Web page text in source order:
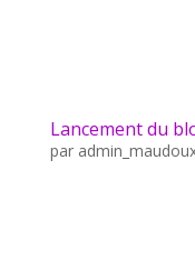
Lancement du
par